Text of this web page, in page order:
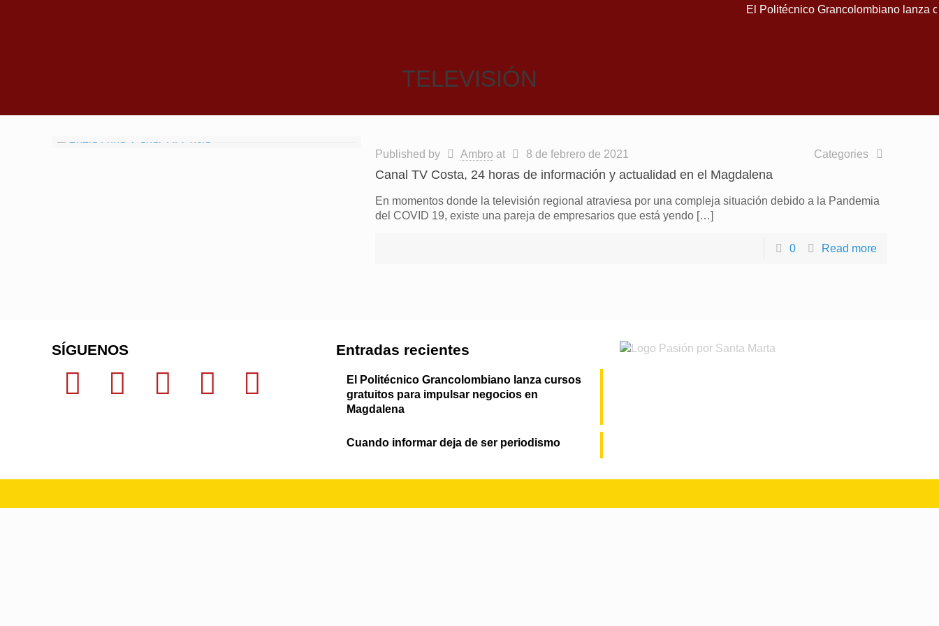
El Politécnico Grancolombiano lanza
TELEVISIÓN
Published by Ambro at 8 de febrero de 2021 Categories
Canal TV Costa, 24 horas de información y actualidad en el Magdalena
En momentos donde la televisión regional atraviesa por una compleja situación debido a la Pandemia
del COVID 19, existe una pareja de empresarios que está yendo[…]
0 Read more
SÍGUENOS Entradas recientes
El Politécnico Grancolombiano lanza cursos
gratuitos para impulsar negocios en
Magdalena
Cuando informar deja de ser periodismo